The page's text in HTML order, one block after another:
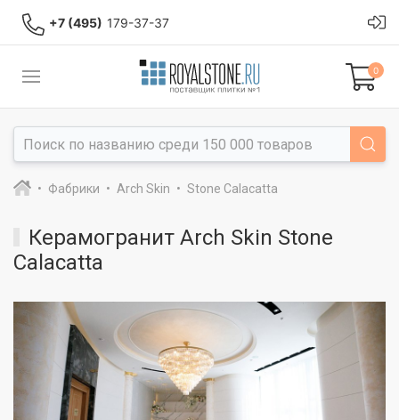
+7 (495) 179-37-37
0
Фабрики Arch Skin Stone Calacatta
Керамогранит Arch Skin Stone
Calacatta